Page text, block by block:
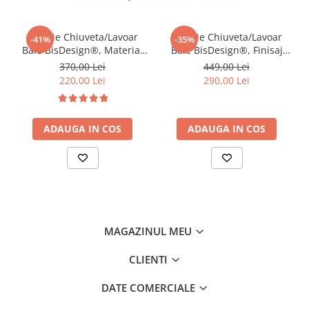
-41%
Baterie Chiuveta/Lavoar
Baie BisDesign®, Material
Premium, Stil Modern,
Finisaj Auriu Mat,
Dimensiune 17 cm
370,00 Lei
220,00 Lei
ADAUGA IN COS
-35%
Baterie Chiuveta/Lavoar
Baie BisDesign®, Finisaj
Auriu Mat, Model Lebada,
Dimensiune 20 cm
449,00 Lei
290,00 Lei
ADAUGA IN COS
MAGAZINUL MEU
CLIENTI
DATE COMERCIALE